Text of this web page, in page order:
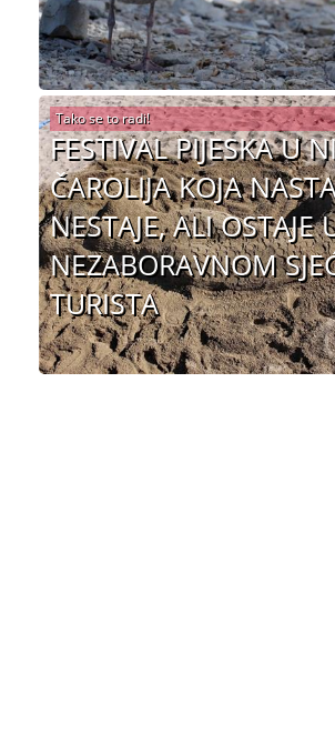
FESTIVAL PIJESKA U
ČAROLIJA KOJA
NESTAJE, ALI OSTAJE
NEZABORAVNOM
TURISTA
Tako se to radi!